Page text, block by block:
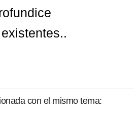
con el mismo tema: